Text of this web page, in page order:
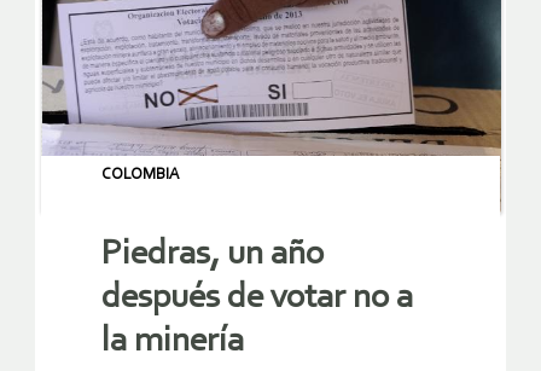
COLOMBIA
Piedras, un año
después de votar no a
la minería